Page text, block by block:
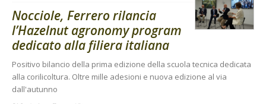
Nocciole, Ferrero rilancia
l’Hazelnut agronomy program
dedicato alla filiera italiana
Positivo bilancio della prima edizione della scuola tecnica dedicata
alla corilicoltura. Oltre mille adesioni e nuova edizione al via
dall'autunno